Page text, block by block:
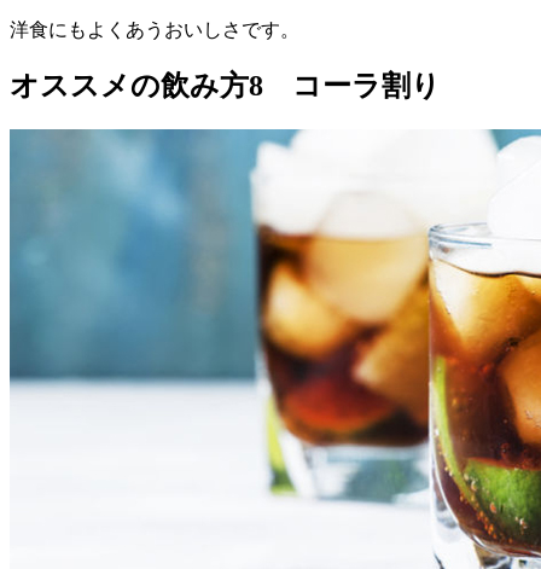
洋食にもよくあうおいしさです。
オススメの飲み方8 コーラ割り